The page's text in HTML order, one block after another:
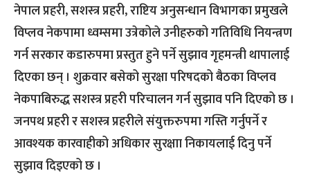
नेपाल प्रहरी, सशस्त्र प्रहरी, राष्टिय अनुसन्धान विभागका प्रमुखले
विप्लव नेकपामा ध्वम्समा उत्रेकोले उनीहरुको गतिविधि नियन्त्रण
गर्न सरकार कडारुपमा प्रस्तुत हुने पर्ने सुझाव गृहमन्त्री थापालाई
दिएका छन् । शुक्रवार बसेको सुरक्षा परिषदको बैठका विप्लव
नेकपाबिरुद्ध सशस्त्र प्रहरी परिचालन गर्न सुझाव पनि दिएको छ ।
जनपथ प्रहरी र सशस्त्र प्रहरीले संयुक्तरुपमा गस्ति गर्नुपर्ने र
आवश्यक कारवाहीको अधिकार सुरक्षाा निकायलाई दिनु पर्ने
सुझाव दिइएको छ ।